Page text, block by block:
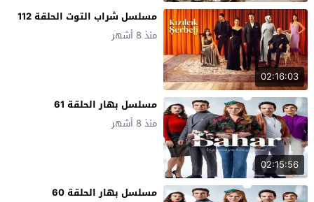
02:16:03
مسلسل شراب التوت الحلقة 112
منذ 8 أشهر
02:15:56
مسلسل بهار الحلقة 61
منذ 8 أشهر
مسلسل بهار الحلقة 60